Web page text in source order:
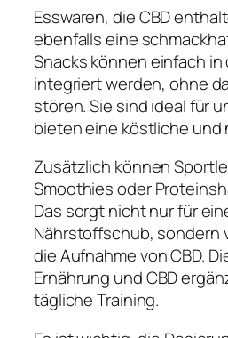
Esswaren, die CBD
ebenfalls eine
Snacks können einfach in
integriert werden, ohne
stören. Sie sind ideal für
bieten eine köstliche und
Zusätzlich können
Smoothies oder
Das sorgt nicht nur für
Nährstoffschub, sondern
die Aufnahme von CBD.
Ernährung und CBD
tägliche Training.